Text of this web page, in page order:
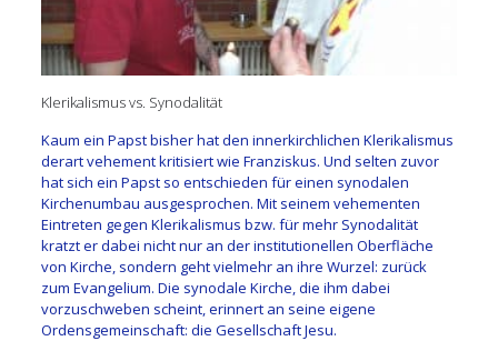
Klerikalismus vs. Synodalität
Kaum ein Papst bisher hat den innerkirchlichen Klerikalismus
derart vehement kritisiert wie Franziskus. Und selten zuvor
hat sich ein Papst so entschieden für einen synodalen
Kirchenumbau ausgesprochen. Mit seinem vehementen
Eintreten gegen Klerikalismus bzw. für mehr Synodalität
kratzt er dabei nicht nur an der institutionellen Oberfläche
von Kirche, sondern geht vielmehr an ihre Wurzel: zurück
zum Evangelium. Die synodale Kirche, die ihm dabei
vorzuschweben scheint, erinnert an seine eigene
Ordensgemeinschaft: die Gesellschaft Jesu.